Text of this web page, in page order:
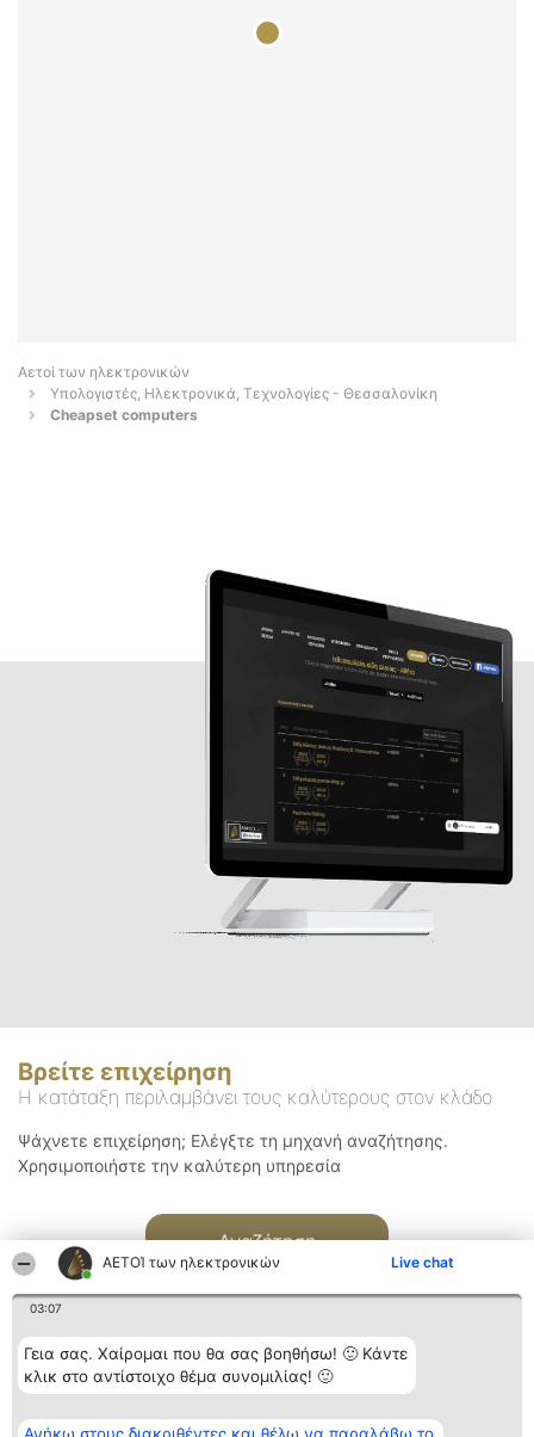
ΑΕΤΟΊ των ηλεκτρονικών Live chat
03:07
Γεια σας. Χαίρομαι που θα σας βοηθήσω! 🙂 Κάντε
κλικ στο αντίστοιχο θέμα συνομιλίας! 🙂
Αετοί των ηλεκτρονικών
Υπολογιστές, Ηλεκτρονικά, Τεχνολογίες - Θεσσαλονίκη
Cheapset computers
Βρείτε επιχείρηση
Η κατάταξη περιλαμβάνει τους καλύτερους στον κλάδο
Ψάχνετε επιχείρηση; Ελέγξτε τη μηχανή αναζήτησης.
Χρησιμοποιήστε την καλύτερη υπηρεσία
Αναζήτηση
Διοργανωτής της
κατάταξης
Κατάταξη
Διακριθέντες
Επικοινωνία
Επικοινωνία